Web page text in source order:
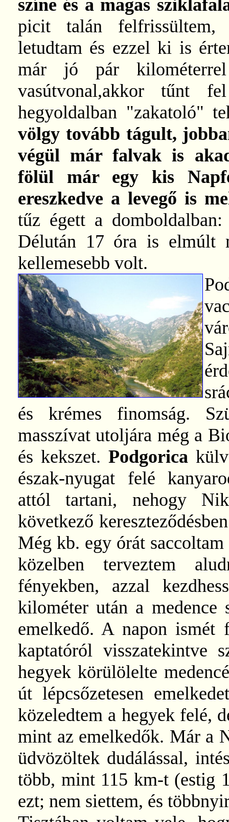
színe és a magas
picit talán felfrissültem,
letudtam és ezzel ki is
már jó pár
vasútvonal,akkor tűnt
hegyoldalban "zakatoló"
völgy tovább tágult,
végül már falvak is
fölül már egy kis
ereszkedve a levegő is
tűz égett a
Délután 17 óra is elmúlt
kellemesebb volt.
és krémes finomság.
masszívat utoljára még a
és kekszet. Podgorica
észak-nyugat felé
attól tartani, nehogy
következő
Még kb. egy órát
közelben terveztem
fényekben, azzal
kilométer után a medence
emelkedő. A napon ismét
kaptatóról visszatekintve
hegyek körülölelte
út lépcsőzetesen
közeledtem a hegyek felé,
mint az emelkedők. Már a
üdvözöltek dudálással,
több, mint 115 km-t (estig
ezt; nem siettem, és